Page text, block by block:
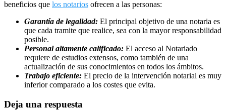
beneficios que los notarios ofrecen a las personas:
Garantía de legalidad: El principal objetivo de una notaria es
que cada tramite que realice, sea con la mayor responsabilidad
posible.
Personal altamente calificado: El acceso al Notariado
requiere de estudios extensos, como también de una
actualización de sus conocimientos en todos los ámbitos.
Trabajo eficiente: El precio de la intervención notarial es muy
inferior comparado a los costes que evita.
Deja una respuesta